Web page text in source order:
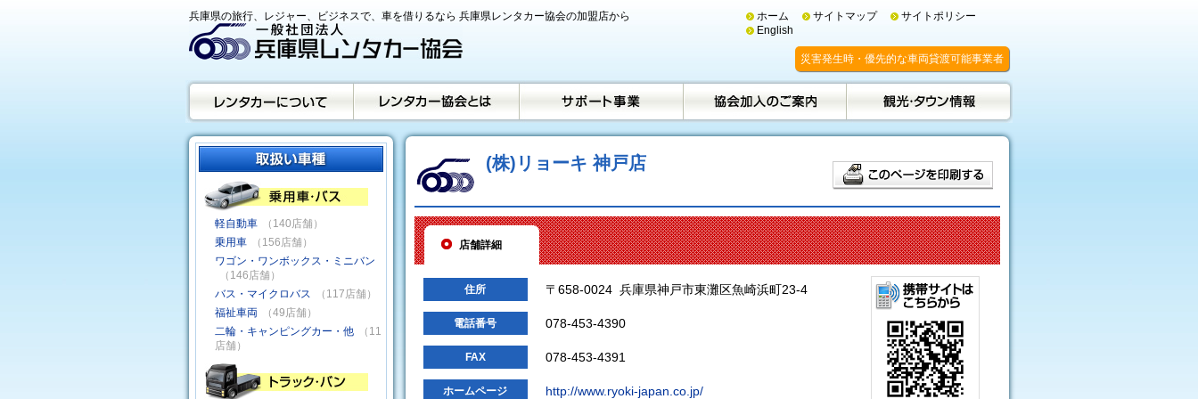
兵庫県の旅行、レジャー、ビジネスで、車を借りるなら 兵庫県レンタカー協会の加盟店から ホーム サイトマップ
サイトポリシー
English
災害発生時・優先的な車両貸渡可能事業者
(株)リョーキ 神戸店
店舗詳細
住所 〒658-0024 兵庫県神戸市東灘区魚崎浜町23-4
電話番号 078-453-4390
FAX 078-453-4391
ホームページ http://www.ryoki-japan.co.jp/
軽自動車
（140店舗）
乗用車
（156店舗）
ワゴン・ワンボックス・ミニバン
（146店舗）
バス・マイクロバス
（117店舗）
福祉車両
（49店舗）
二輪・キャンピングカー・他
（11
店舗）